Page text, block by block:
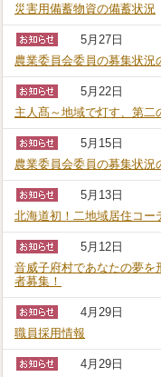
災害用備蓄物資の備蓄状況
5月27日
農業委員会委員の募集状況
5月22日
主人髙～地域で灯す、第
5月15日
農業委員会委員の募集状況
5月13日
北海道初！二地域居住コー
5月12日
音威子府村であなたの夢を
者募集！
4月29日
職員採用情報
4月29日